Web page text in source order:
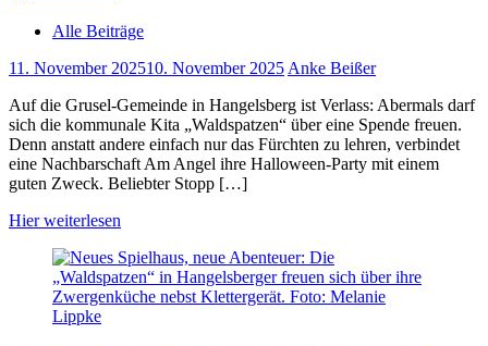
Alle Beiträge
11. November 202510. November 2025 Anke Beißer
Auf die Grusel-Gemeinde in Hangelsberg ist Verlass: Abermals darf
sich die kommunale Kita „Waldspatzen“ über eine Spende freuen.
Denn anstatt andere einfach nur das Fürchten zu lehren, verbindet
eine Nachbarschaft Am Angel ihre Halloween-Party mit einem
guten Zweck. Beliebter Stopp […]
Hier weiterlesen